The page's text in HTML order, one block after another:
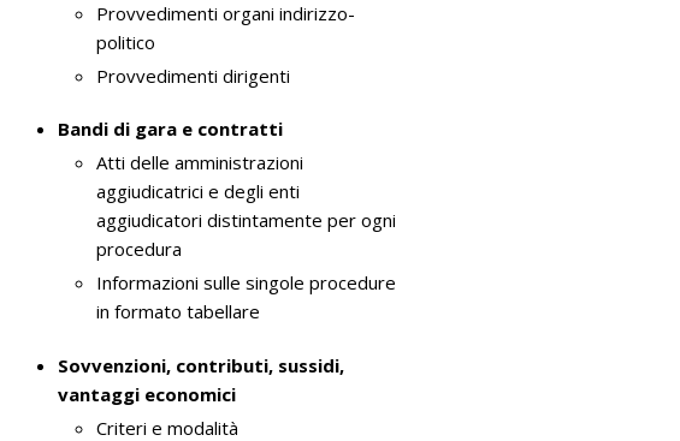
Provvedimenti organi indirizzo-
politico
Provvedimenti dirigenti
Bandi di gara e contratti
Atti delle amministrazioni
aggiudicatrici e degli enti
aggiudicatori distintamente per ogni
procedura
Informazioni sulle singole procedure
in formato tabellare
Sovvenzioni, contributi, sussidi,
vantaggi economici
Criteri e modalità